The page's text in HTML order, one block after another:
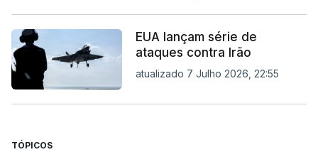
EUA lançam série de
ataques contra Irão
atualizado 7 Julho 2026, 22:55
TÓPICOS